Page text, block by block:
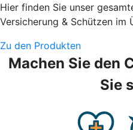
Hier finden Sie unser
Versicherung & Schützen im
Zu den Produkten
Machen Sie den
Sie